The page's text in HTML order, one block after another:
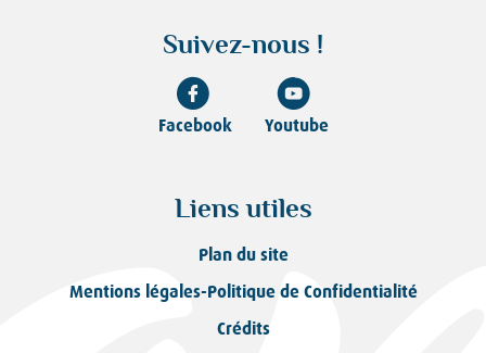
Suivez-nous !
Facebook Youtube
Liens utiles
Plan du site
Mentions légales-Politique de Confidentialité
Crédits